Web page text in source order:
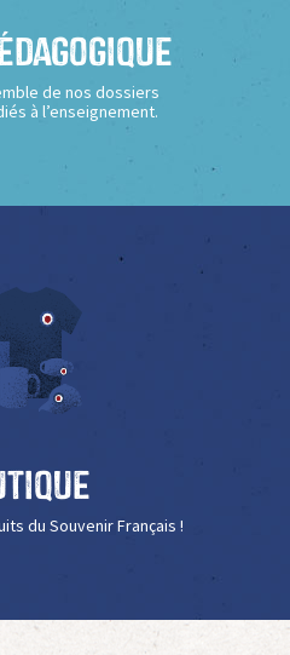
de nos dossiers
à l’enseignement.
du Souvenir Français !